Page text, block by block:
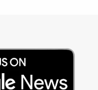
Affairs